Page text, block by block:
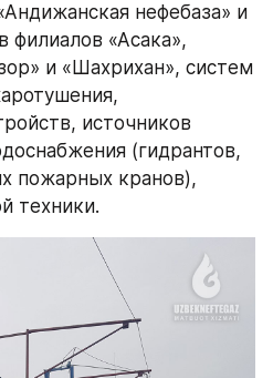
нефебаза» и
филиалов «Асака»,
и «Шахрихан», систем
источников
(гидрантов,
пожарных кранов),
техники.